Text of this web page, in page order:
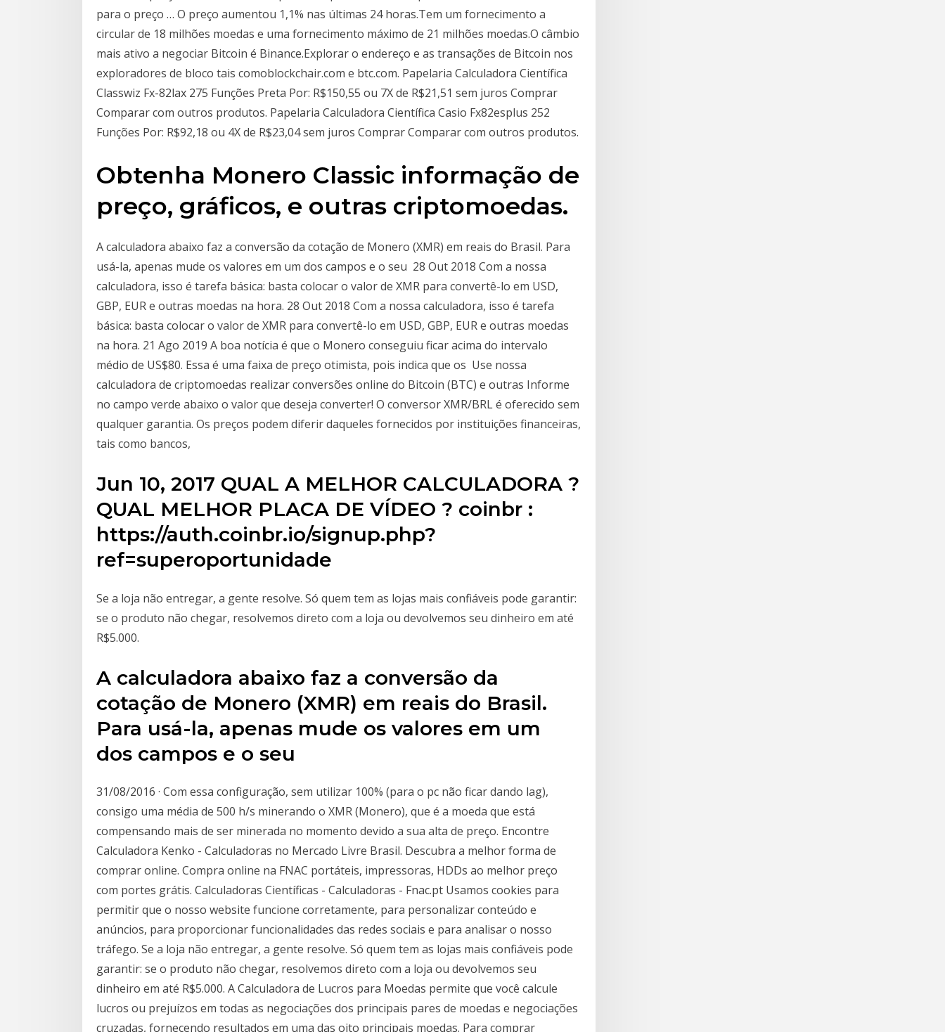
para o preço … O preço aumentou 1,1% nas últimas 24 horas.Tem um fornecimento a
circular de 18 milhões moedas e uma fornecimento máximo de 21 milhões moedas.O câmbio
mais ativo a negociar Bitcoin é Binance.Explorar o endereço e as transações de Bitcoin nos
exploradores de bloco tais comoblockchair.com e btc.com. Papelaria Calculadora Científica
Classwiz Fx-82lax 275 Funções Preta Por: R$150,55 ou 7X de R$21,51 sem juros Comprar
Comparar com outros produtos. Papelaria Calculadora Científica Casio Fx82esplus 252
Funções Por: R$92,18 ou 4X de R$23,04 sem juros Comprar Comparar com outros produtos.
Obtenha Monero Classic informação de
preço, gráficos, e outras criptomoedas.
A calculadora abaixo faz a conversão da cotação de Monero (XMR) em reais do Brasil. Para
usá-la, apenas mude os valores em um dos campos e o seu 28 Out 2018 Com a nossa
calculadora, isso é tarefa básica: basta colocar o valor de XMR para convertê-lo em USD,
GBP, EUR e outras moedas na hora. 28 Out 2018 Com a nossa calculadora, isso é tarefa
básica: basta colocar o valor de XMR para convertê-lo em USD, GBP, EUR e outras moedas
na hora. 21 Ago 2019 A boa notícia é que o Monero conseguiu ficar acima do intervalo
médio de US$80. Essa é uma faixa de preço otimista, pois indica que os Use nossa
calculadora de criptomoedas realizar conversões online do Bitcoin (BTC) e outras Informe
no campo verde abaixo o valor que deseja converter! O conversor XMR/BRL é oferecido sem
qualquer garantia. Os preços podem diferir daqueles fornecidos por instituições financeiras,
tais como bancos,
Jun 10, 2017 QUAL A MELHOR CALCULADORA ?
QUAL MELHOR PLACA DE VÍDEO ? coinbr :
https://auth.coinbr.io/signup.php?
ref=superoportunidade
Se a loja não entregar, a gente resolve. Só quem tem as lojas mais confiáveis pode garantir:
se o produto não chegar, resolvemos direto com a loja ou devolvemos seu dinheiro em até
R$5.000.
A calculadora abaixo faz a conversão da
cotação de Monero (XMR) em reais do Brasil.
Para usá-la, apenas mude os valores em um
dos campos e o seu
31/08/2016 · Com essa configuração, sem utilizar 100% (para o pc não ficar dando lag),
consigo uma média de 500 h/s minerando o XMR (Monero), que é a moeda que está
compensando mais de ser minerada no momento devido a sua alta de preço. Encontre
Calculadora Kenko - Calculadoras no Mercado Livre Brasil. Descubra a melhor forma de
comprar online. Compra online na FNAC portáteis, impressoras, HDDs ao melhor preço
com portes grátis. Calculadoras Científicas - Calculadoras - Fnac.pt Usamos cookies para
permitir que o nosso website funcione corretamente, para personalizar conteúdo e
anúncios, para proporcionar funcionalidades das redes sociais e para analisar o nosso
tráfego. Se a loja não entregar, a gente resolve. Só quem tem as lojas mais confiáveis pode
garantir: se o produto não chegar, resolvemos direto com a loja ou devolvemos seu
dinheiro em até R$5.000. A Calculadora de Lucros para Moedas permite que você calcule
lucros ou prejuízos em todas as negociações dos principais pares de moedas e negociações
cruzadas, fornecendo resultados em uma das oito principais moedas. Para comprar